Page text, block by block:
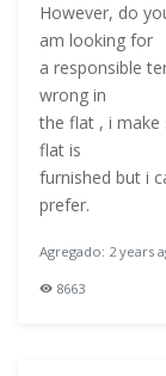
However, do
am looking for
a responsible
wrong in
the flat , i make
flat is
furnished but i
prefer.
Agregado: 2 years
8663